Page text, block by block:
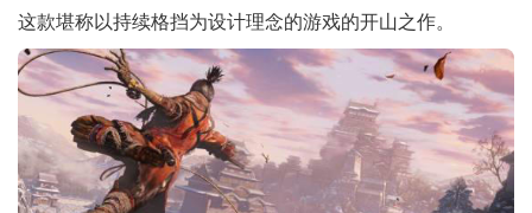
这款堪称以持续格挡为设计理念的游戏的开山之作。